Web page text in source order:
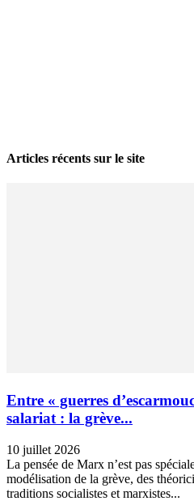
Articles récents sur le site
Entre « guerres
salariat : la grève...
10 juillet 2026
La pensée de Marx n’est pas
modélisation de la grève, des
traditions socialistes et marxistes...